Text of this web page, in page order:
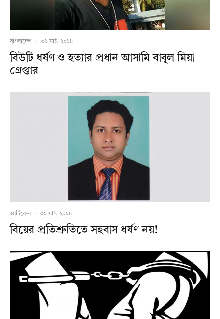
বাংলাদেশ · ৩১ মার্চ, ২০১৮
বিউটি ধর্ষণ ও হত্যার প্রধান আসামি বাবুল মিয়া
গ্রেপ্তার
আর্টিকেল · ৩১ মার্চ, ২০১৮
বিয়ের প্রতিশ্রুতিতে সহবাস ধর্ষণ নয়!